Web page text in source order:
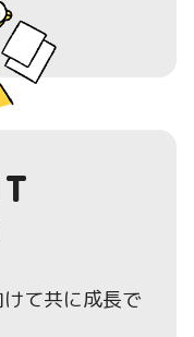
て共に成長で